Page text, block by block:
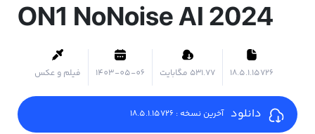
ON1 NoNoise AI 2024
18.5.1.15726 ۵۳۱.۷۷ مگابایت 1403-05-06 فیلم و عکس
دانلود آخرین نسخه : 18.5.1.15726